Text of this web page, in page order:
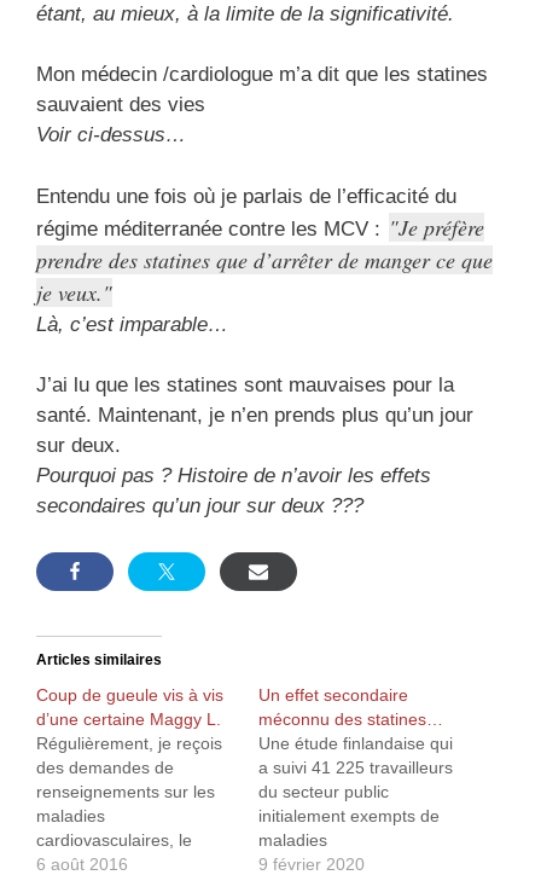
étant, au mieux, à la limite de la significativité.
Mon médecin /cardiologue m’a dit que les statines
sauvaient des vies
Voir ci-dessus…
Entendu une fois où je parlais de l’efficacité du
régime méditerranée contre les MCV :
Je préfère
prendre des statines que d’arrêter de manger ce que
je veux.
Là, c’est imparable…
J’ai lu que les statines sont mauvaises pour la
santé. Maintenant, je n’en prends plus qu’un jour
sur deux.
Pourquoi pas ? Histoire de n’avoir les effets
secondaires qu’un jour sur deux ???
Articles similaires
Coup de gueule vis à vis
d’une certaine Maggy L.
Régulièrement, je reçois
des demandes de
renseignements sur les
maladies
cardiovasculaires, le
cholestérol ou les
6 août 2016
Un effet secondaire
méconnu des statines…
Une étude finlandaise qui
a suivi 41 225 travailleurs
du secteur public
initialement exempts de
maladies
cardiovasculaires
9 février 2020